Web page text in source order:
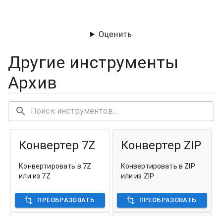
Оценить
Другие инструменты
Архив
Конвертер 7Z
Конвертировать в 7Z
или из 7Z
ПРЕОБРАЗОВАТЬ
Конвертер ZIP
Конвертировать в ZIP
или из ZIP
ПРЕОБРАЗОВАТЬ